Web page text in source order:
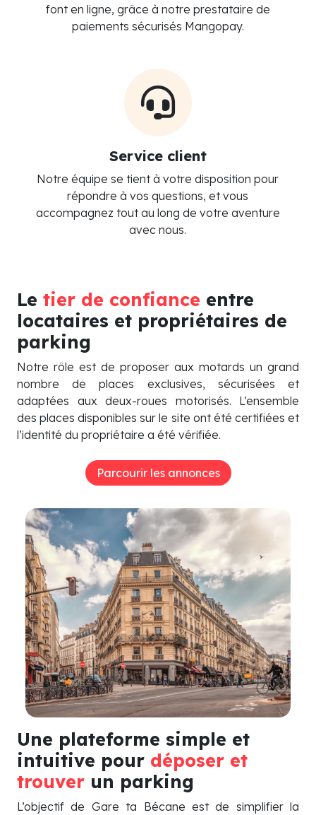
font en ligne, grâce à notre prestataire de
paiements sécurisés Mangopay.
Service client
Notre équipe se tient à votre disposition pour
répondre à vos questions, et vous
accompagnez tout au long de votre aventure
avec nous.
Le tier de confiance entre
locataires et propriétaires de
parking
Notre rôle est de proposer aux motards un grand
nombre de places exclusives, sécurisées et
adaptées aux deux-roues motorisés. L’ensemble
des places disponibles sur le site ont été certifiées et
l’identité du propriétaire a été vérifiée.
Parcourir les annonces
Une plateforme simple et
intuitive pour déposer et
trouver un parking
L’objectif de Gare ta Bécane est de simplifier la